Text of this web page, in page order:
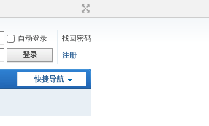
自动登录
找回密码
登录 注册
快捷导航